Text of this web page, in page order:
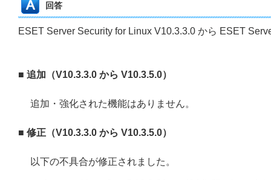
回答
ESET Server Security for Linux V10.3.3.0 から ESET
■ 追加（V10.3.3.0 から V10.3.5.0）
追加・強化された機能はありません。
■ 修正（V10.3.3.0 から V10.3.5.0）
以下の不具合が修正されました。